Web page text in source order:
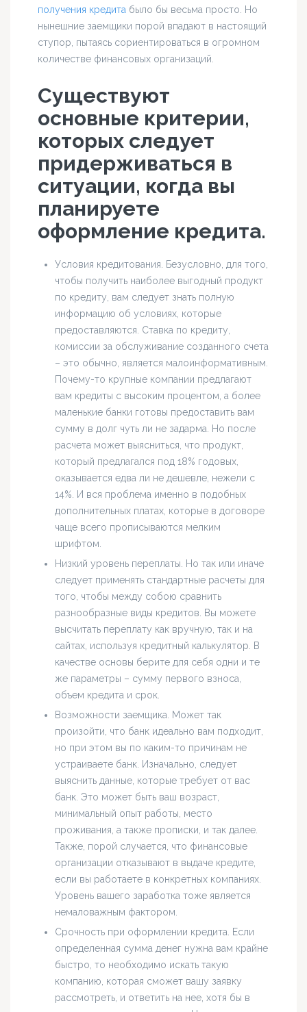
получения кредита было бы весьма просто. Но
нынешние заемщики порой впадают в настоящий
ступор, пытаясь сориентироваться в огромном
количестве финансовых организаций.
Существуют
основные критерии,
которых следует
придерживаться в
ситуации, когда вы
планируете
оформление кредита.
Условия кредитования. Безусловно, для того,
чтобы получить наиболее выгодный продукт
по кредиту, вам следует знать полную
информацию об условиях, которые
предоставляются. Ставка по кредиту,
комиссии за обслуживание созданного счета
– это обычно, является малоинформативным.
Почему-то крупные компании предлагают
вам кредиты с высоким процентом, а более
маленькие банки готовы предоставить вам
сумму в долг чуть ли не задарма. Но после
расчета может выясниться, что продукт,
который предлагался под 18% годовых,
оказывается едва ли не дешевле, нежели с
14%. И вся проблема именно в подобных
дополнительных платах, которые в договоре
чаще всего прописываются мелким
шрифтом.
Низкий уровень переплаты. Но так или иначе
следует применять стандартные расчеты для
того, чтобы между собою сравнить
разнообразные виды кредитов. Вы можете
высчитать переплату как вручную, так и на
сайтах, используя кредитный калькулятор. В
качестве основы берите для себя одни и те
же параметры – сумму первого взноса,
объем кредита и срок.
Возможности заемщика. Может так
произойти, что банк идеально вам подходит,
но при этом вы по каким-то причинам не
устраиваете банк. Изначально, следует
выяснить данные, которые требует от вас
банк. Это может быть ваш возраст,
минимальный опыт работы, место
проживания, а также прописки, и так далее.
Также, порой случается, что финансовые
организации отказывают в выдаче кредите,
если вы работаете в конкретных компаниях.
Уровень вашего заработка тоже является
немаловажным фактором.
Срочность при оформлении кредита. Если
определенная сумма денег нужна вам крайне
быстро, то необходимо искать такую
компанию, которая сможет вашу заявку
рассмотреть, и ответить на нее, хотя бы в